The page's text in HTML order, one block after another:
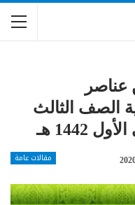
الصف الثالث
هـ
مقالات عامة